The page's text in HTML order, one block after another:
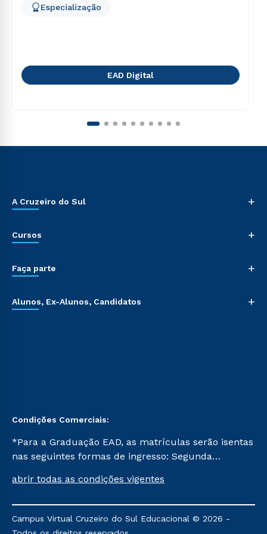
Especialização
EAD Digital
A Cruzeiro do Sul +
Cursos +
Faça parte +
Alunos, Ex-Alunos, Candidatos +
Condições Comerciais:
*Para a Graduação EAD, as matrículas serão isentas
nas seguintes formas de ingresso: Segunda
Já para as demais, a taxa de matrícula será de R$
mencionadas são referentes aos cursos: Ensino
Religioso, Geografia para a Docência e Metodologia
abrir todas as condições vigentes
Campus Virtual Cruzeiro do Sul Educacional © 2026 -